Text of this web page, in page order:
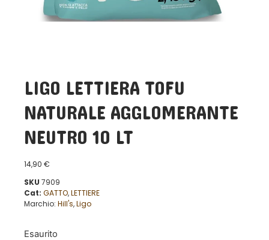
LIGO LETTIERA TOFU
NATURALE AGGLOMERANTE
NEUTRO 10 LT
14,90 €
SKU 7909
Cat: GATTO,LETTIERE
Marchio: Hill's,Ligo
Esaurito